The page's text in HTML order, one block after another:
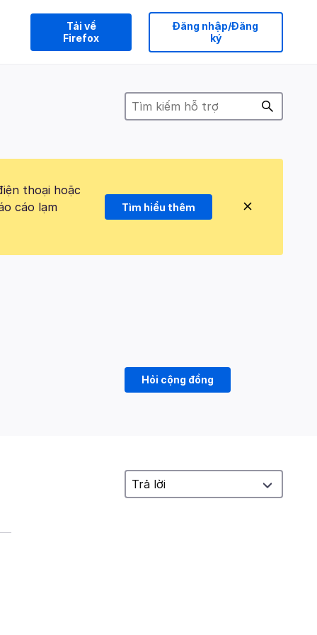
Tải về
Firefox
Đăng nhập/Đăng
ký
thoại hoặc
cáo lạm
Tìm hiểu thêm
Hỏi cộng đồng